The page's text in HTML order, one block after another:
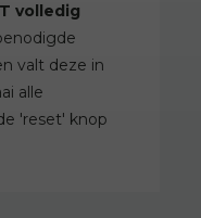
volledig
valt deze in
alle
'reset' knop